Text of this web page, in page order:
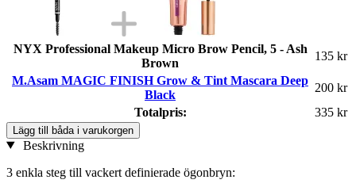
NYX Professional Makeup Micro Brow Pencil, 5 - Ash
Brown
135 kr
M.Asam MAGIC FINISH Grow & Tint Mascara Deep
Black
200 kr
Totalpris:
335 kr
Lägg till båda i varukorgen
Beskrivning
3 enkla steg till vackert definierade ögonbryn: